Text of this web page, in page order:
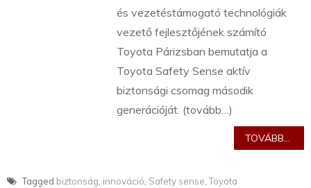
és vezetéstámogató technológiák
vezető fejlesztőjének számító
Toyota Párizsban bemutatja a
Toyota Safety Sense aktív
biztonsági csomag második
generációját. (tovább…)
TOVÁBB...
Tagged biztonság innováció Safety sense ,Toyota